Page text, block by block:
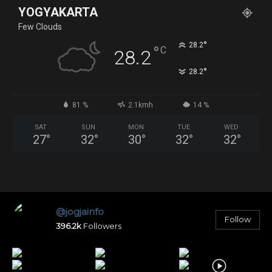
YOGYAKARTA
Few Clouds
28.2°C 28.2°
28.2°
81 % 2.1kmh 14 %
SAT
27°
SUN
32°
MON
30°
TUE
32°
WED
32°
@jogjainfo
396.2k Followers
Follow